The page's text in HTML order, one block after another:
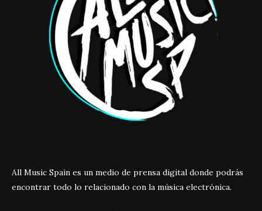
All Music Spain es un medio de prensa digital donde podrás
encontrar todo lo relacionado con la música electrónica.